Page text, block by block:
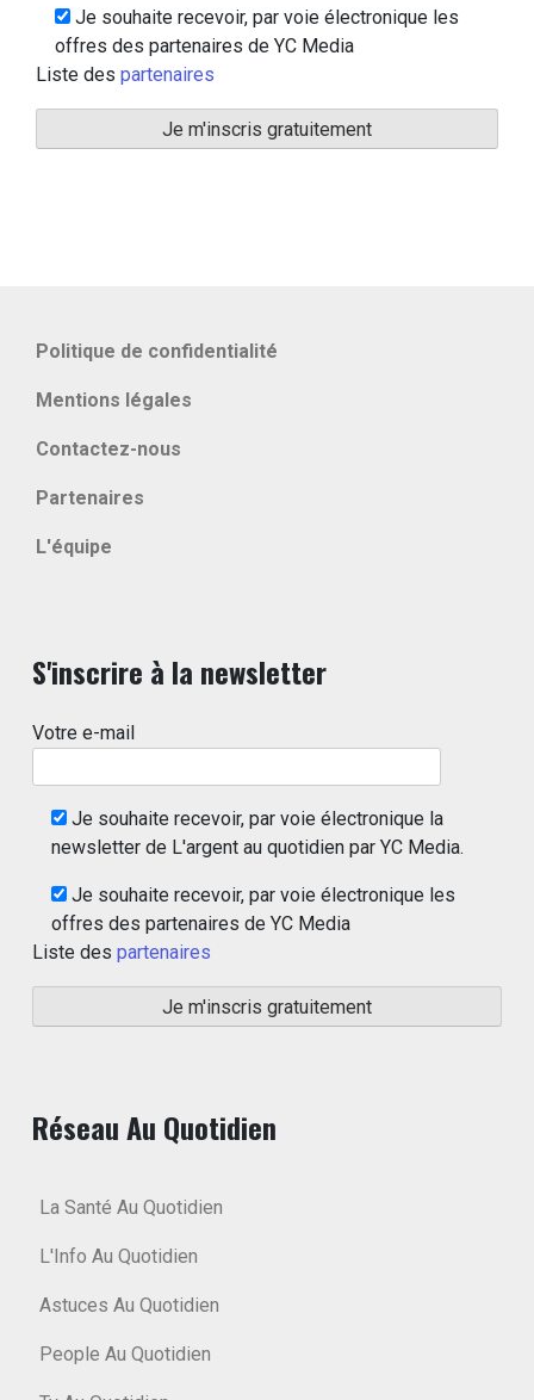
Je souhaite recevoir, par voie électronique les
offres des partenaires de YC Media
Liste des partenaires
Politique de confidentialité
Mentions légales
Contactez-nous
Partenaires
L'équipe
S'inscrire à la newsletter
Votre e-mail
Je souhaite recevoir, par voie électronique la
newsletter de L'argent au quotidien par YC Media.
Je souhaite recevoir, par voie électronique les
offres des partenaires de YC Media
Liste des partenaires
Réseau Au Quotidien
La Santé Au Quotidien
L'Info Au Quotidien
Astuces Au Quotidien
People Au Quotidien